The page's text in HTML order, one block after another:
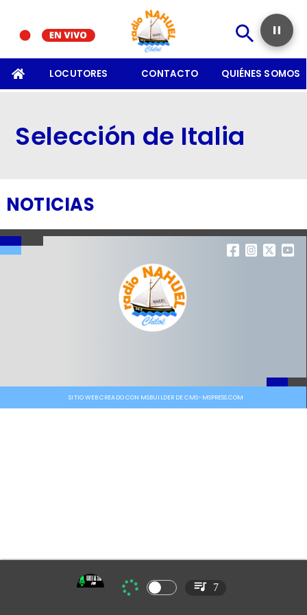
LOCUTORES CONTACTO QUIÉNES SOMOS
Selección de Italia
NOTICIAS
SITIO WEB CREADO CON MSBUILDER DE CMS-MSPRESS.COM
7